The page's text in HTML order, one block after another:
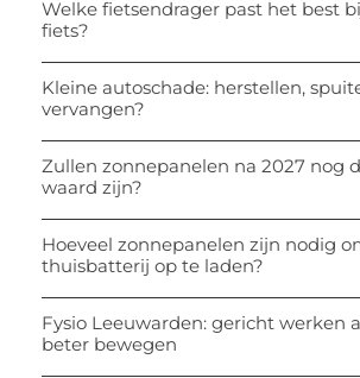
Welke fietsendrager past het best
fiets?
Kleine autoschade: herstellen,
vervangen?
Zullen zonnepanelen na 2027 nog
waard zijn?
Hoeveel zonnepanelen zijn nodig
thuisbatterij op te laden?
Fysio Leeuwarden: gericht werken
beter bewegen